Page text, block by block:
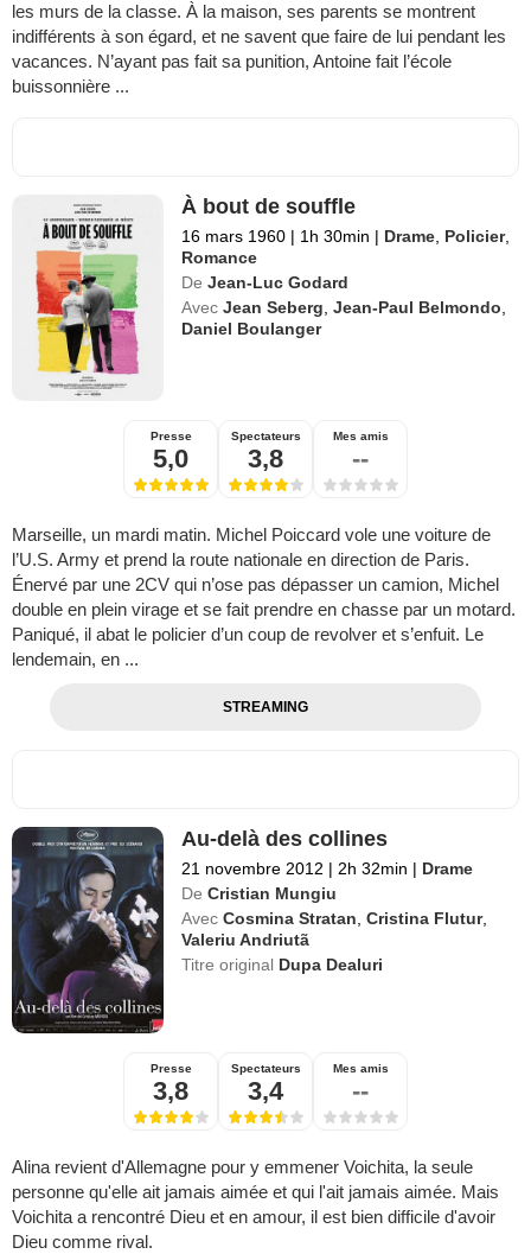
les murs de la classe. À la maison, ses parents se montrent
indifférents à son égard, et ne savent que faire de lui pendant les
vacances. N’ayant pas fait sa punition, Antoine fait l’école
buissonnière ...
À bout de souffle
16 mars 1960 | 1h 30min | Drame, Policier,
Romance
De Jean-Luc Godard
Avec Jean Seberg,Jean-Paul Belmondo,
Daniel Boulanger
Presse
5,0
Spectateurs
3,8
Mes amis
--
Marseille, un mardi matin. Michel Poiccard vole une voiture de
l’U.S. Army et prend la route nationale en direction de Paris.
Énervé par une 2CV qui n’ose pas dépasser un camion, Michel
double en plein virage et se fait prendre en chasse par un motard.
Paniqué, il abat le policier d’un coup de revolver et s’enfuit. Le
lendemain, en ...
STREAMING
Au-delà des collines
21 novembre 2012 | 2h 32min | Drame
De Cristian Mungiu
Avec Cosmina Stratan,Cristina Flutur,
Valeriu Andriutã
Titre original Dupa Dealuri
Presse
3,8
Spectateurs
3,4
Mes amis
--
Alina revient d'Allemagne pour y emmener Voichita, la seule
personne qu'elle ait jamais aimée et qui l'ait jamais aimée. Mais
Voichita a rencontré Dieu et en amour, il est bien difficile d'avoir
Dieu comme rival.